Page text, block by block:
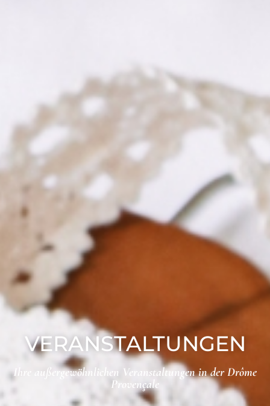
VERANSTALTUNGEN
Ihre außergewöhnlichen Veranstaltungen in der Drôme
Provençale